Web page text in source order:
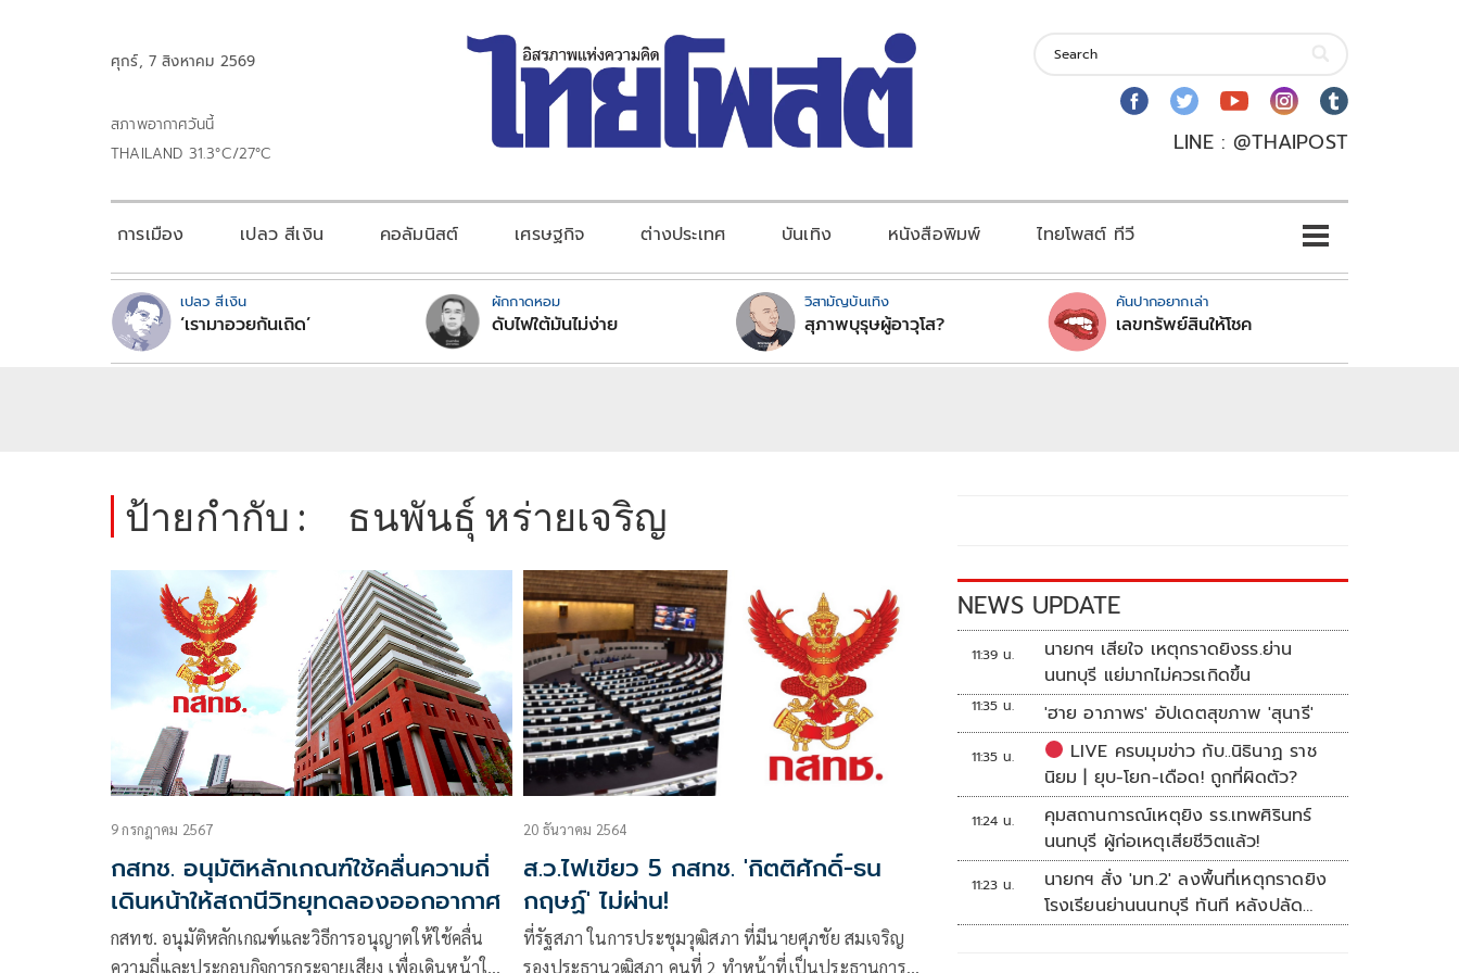
ศุกร์, 7 สิงหาคม 2569
สภาพอากาศวันนี้
THAILAND 31.3°C/27°C
LINE : @THAIPOST
การเมือง เปลว สีเงิน คอลัมนิสต์ เศรษฐกิจ ต่างประเทศ บันเทิง หนังสือพิมพ์ ไทยโพสต์ ทีวี
เปลว สีเงิน
‘เรามาอวยกันเถิด’
ผักกาดหอม
ดับไฟใต้มันไม่ง่าย
วิสามัญบันเทิง
สุภาพบุรุษผู้อาวุโส?
คันปากอยากเล่า
เลขทรัพย์สินให้โชค
ป้ายกำกับ : ธนพันธุ์ หร่ายเจริญ
9 กรกฎาคม 2567
กสทช. อนุมัติหลักเกณฑ์ใช้คลื่นความถี่
เดินหน้าให้สถานีวิทยุทดลองออกอากาศ
กสทช. อนุมัติหลักเกณฑ์และวิธีการอนุญาตให้ใช้คลื่น
ความถี่และประกอบกิจการกระจายเสียง เพื่อเดินหน้าให้
20 ธันวาคม 2564
ส.ว.ไฟเขียว 5 กสทช. 'กิตติศักดิ์-ธน
กฤษฏ์' ไม่ผ่าน!
ที่รัฐสภา ในการประชุมวุฒิสภา ที่มีนายศุภชัย สมเจริญ
รองประธานวุฒิสภา คนที่ 2 ทำหน้าที่เป็นประธานการ
NEWS UPDATE
11:39 น.
นายกฯ เสียใจ เหตุกราดยิงรร.ย่าน
นนทบุรี แย่มากไม่ควรเกิดขึ้น
11:35 น. 'ฮาย อาภาพร' อัปเดตสุขภาพ 'สุนารี'
11:35 น.
LIVE ครบมุมข่าว กับ..นิธินาฏ ราช
นิยม | ยุบ-โยก-เดือด! ถูกที่ผิดตัว?
11:24 น.
คุมสถานการณ์เหตุยิง รร.เทพศิรินทร์
นนทบุรี ผู้ก่อเหตุเสียชีวิตแล้ว!
11:23 น.
นายกฯ สั่ง 'มท.2' ลงพื้นที่เหตุกราดยิง
โรงเรียนย่านนนทบุรี ทันที หลังปลัด
มท.รายงานความคืบหน้า